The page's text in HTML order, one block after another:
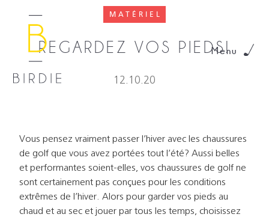
MATÉRIEL
REGARDEZ VOS PIEDS!
12.10.20
Vous pensez vraiment passer l’hiver avec les chaussures
de golf que vous avez portées tout l’été? Aussi belles
et performantes soient-elles, vos chaussures de golf ne
sont certainement pas conçues pour les conditions
extrêmes de l’hiver. Alors pour garder vos pieds au
chaud et au sec et jouer par tous les temps, choisissez
Menu